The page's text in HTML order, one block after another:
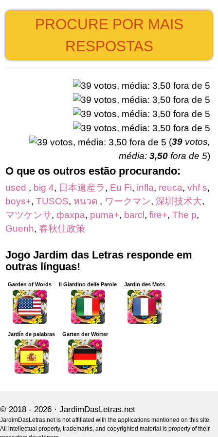
PROCURE POR MAIS
RESPOSTAS
(39 votos,
média: 3,50 fora de 5)
O que os outros estão procurando:
used , big 4, 日本遺産ラ, Eu Fi, infla, reuca, vhf s,
boys+, TUSOS, หนวด , ワークマン, 深圳技术大,
マツケンサ, фахра, puma+, barcl, fire+, The p,
Guenh, 春秋佳政策
Jogo Jardim das Letras responde em
outras línguas!
Garden of Words Il Giardino delle Parole Jardin des Mots
Jardín de palabras Garten der Wörter
© 2018 - 2026 · JardimDasLetras.net
JardimDasLetras.net is not affiliated with the applications mentioned on this site.
All intellectual property, trademarks, and copyrighted material is property of their